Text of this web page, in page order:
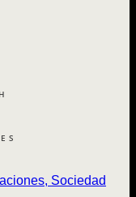
Sociedad